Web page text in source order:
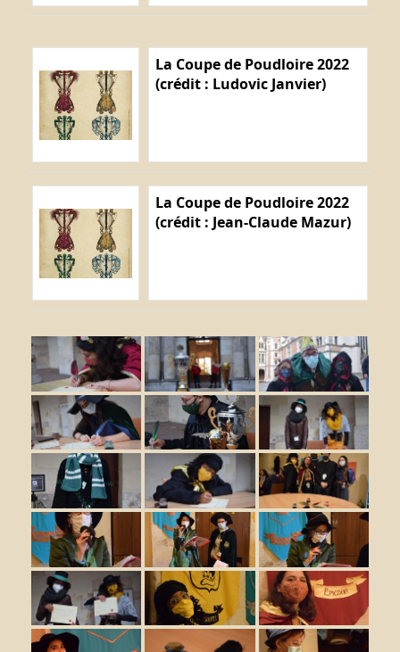
La Coupe de Poudloire 2022
(crédit : Ludovic Janvier)
La Coupe de Poudloire 2022
(crédit : Jean-Claude Mazur)